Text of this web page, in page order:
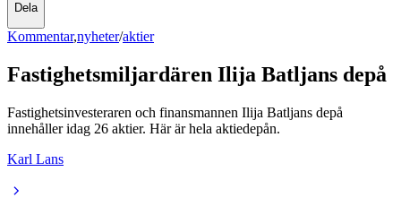
Dela
Kommentar,nyheter/aktier
Fastighetsmiljardären Ilija Batljans depå
Fastighetsinvesteraren och finansmannen Ilija Batljans depå
innehåller idag 26 aktier. Här är hela aktiedepån.
Karl Lans